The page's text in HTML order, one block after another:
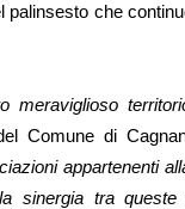
palinsesto che
meraviglioso
Comune di
appartenenti
sinergia tra